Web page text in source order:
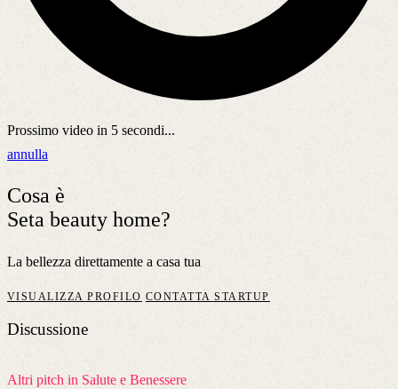
Prossimo video in 5 secondi...
annulla
Cosa è
Seta beauty home?
La bellezza direttamente a casa tua
VISUALIZZA PROFILO CONTATTA STARTUP
Discussione
Altri pitch in Salute e Benessere